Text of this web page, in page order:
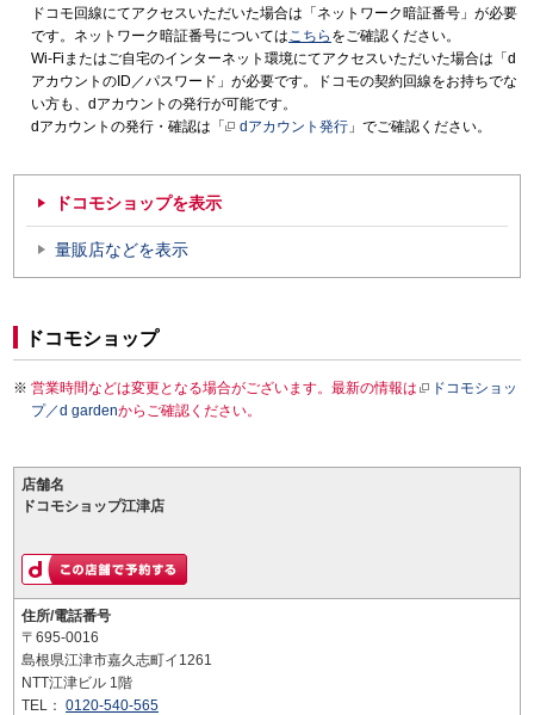
ドコモ回線にてアクセスいただいた場合は「ネットワーク暗証番号」が必要
です。ネットワーク暗証番号についてはこちら をご確認ください。
Wi-Fiまたはご自宅のインターネット環境にてアクセスいただいた場合は「d
アカウントのID／パスワード」が必要です。ドコモの契約回線をお持ちでな
い方も、dアカウントの発行が可能です。
dアカウントの発行・確認は「
dアカウント発行 」でご確認ください。
ドコモショップを表示
量販店などを表示
ドコモショップ
営業時間などは変更となる場合がございます。最新の情報は
ドコモショッ
プ／d gardenからご確認ください。
店舗名
ドコモショップ江津店
住所/電話番号
〒695-0016
島根県江津市嘉久志町イ1261
NTT江津ビル 1階
TEL： 0120-540-565